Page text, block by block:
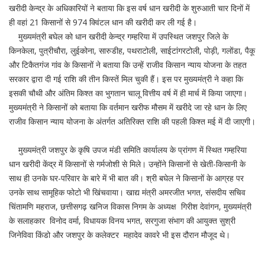
खरीदी केन्द्र के अधिकारियों ने बताया कि इस वर्ष धान खरीदी के शुरुआती चार दिनों में
ही वहां 21 किसानों से 974 क्विंटल धान की खरीदी कर ली गई है।
मुख्यमंत्री बघेल को धान खरीदी केन्द्र गम्हरिया में उपस्थित जशपुर जिले के
किनकेला, पुत्रीचौरा, लुईकोना, सारुडीह, पथराटोली, साईटांगरटोली, पोड़ी, गलोंडा, पैकू
और टिकैतगंज गांव के किसानों ने बताया कि उन्हें राजीव किसान न्याय योजना के तहत
सरकार द्वारा दी गई राशि की तीन किस्तें मिल चुकी हैं। इस पर मुख्यमंत्री ने कहा कि
इसकी चौथी और अंतिम किश्त का भुगतान चालू वित्तीय वर्ष में ही मार्च में किया जाएगा।
मुख्यमंत्री ने किसानों को बताया कि वर्तमान खरीफ मौसम में खरीदे जा रहे धान के लिए
राजीव किसान न्याय योजना के अंतर्गत अतिरिक्त राशि की पहली किश्त मई में दी जाएगी।
मुख्यमंत्री जशपुर के कृषि उपज मंडी समिति कार्यालय के प्रांगण में स्थित गम्हरिया
धान खरीदी केंद्र में किसानों से गर्मजोशी से मिले। उन्होंने किसानों से खेती-किसानी के
साथ ही उनके घर-परिवार के बारे में भी बात की। श्री बघेल ने किसानों के आग्रह पर
उनके साथ सामूहिक फोटो भी खिंचवाया। खाद्य मंत्री अमरजीत भगत, संसदीय सचिव
चिंतामणि महराज, छत्तीसगढ़ खनिज विकास निगम के अध्यक्ष गिरीश देवांगन, मुख्यमंत्री
के सलाहकार विनोद वर्मा, विधायक विनय भगत, सरगुजा संभाग की आयुक्त सुश्री
जिनेविवा किंडो और जशपुर के कलेक्टर महादेव कावरे भी इस दौरान मौजूद थे।